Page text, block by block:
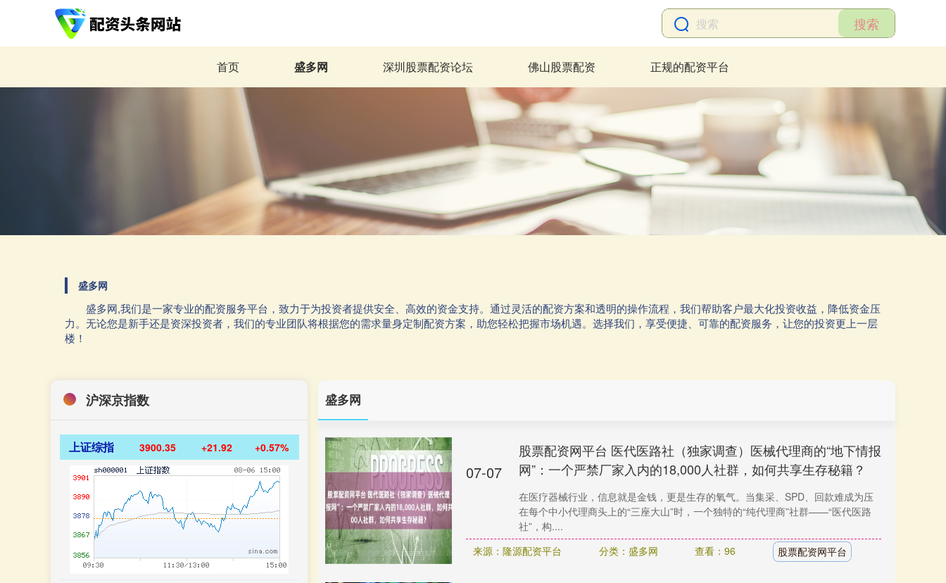
搜索
首页 盛多网 深圳股票配资论坛 佛山股票配资 正规的配资平台
盛多网
盛多网,我们是一家专业的配资服务平台，致力于为投资者提供安全、高效的资金支持。通过灵活的配资方案和透明的操作流程，我们帮助客户最大化投资收益，降低资金压
力。无论您是新手还是资深投资者，我们的专业团队将根据您的需求量身定制配资方案，助您轻松把握市场机遇。选择我们，享受便捷、可靠的配资服务，让您的投资更上一层
楼！
盛多网
07-07
股票配资网平台 医代医路社（独家调查）医械代理商的“地下情报
网”：一个严禁厂家入内的18,000人社群，如何共享生存秘籍？
在医疗器械行业，信息就是金钱，更是生存的氧气。当集采、SPD、回款难成为压
在每个中小代理商头上的“三座大山”时，一个独特的“纯代理商”社群——“医代医路
社”，构....
来源：隆源配资平台
分类：盛多网 查看：96 股票配资网平台
沪深京指数
上证综指 3900.35 +21.92 +0.57%